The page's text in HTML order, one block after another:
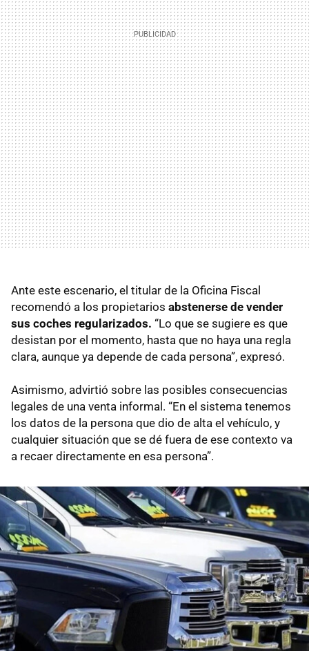
Ante este escenario, el titular de la Oficina Fiscal
recomendó a los propietarios abstenerse de vender
sus coches regularizados. “Lo que se sugiere es que
desistan por el momento, hasta que no haya una regla
clara, aunque ya depende de cada persona”, expresó.
Asimismo, advirtió sobre las posibles consecuencias
legales de una venta informal. “En el sistema tenemos
los datos de la persona que dio de alta el vehículo, y
cualquier situación que se dé fuera de ese contexto va
a recaer directamente en esa persona”.